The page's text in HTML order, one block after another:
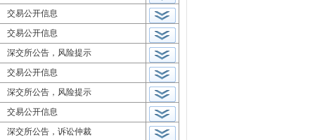
交易公开信息
交易公开信息
深交所公告，风险提示
交易公开信息
深交所公告，风险提示
交易公开信息
深交所公告，诉讼仲裁